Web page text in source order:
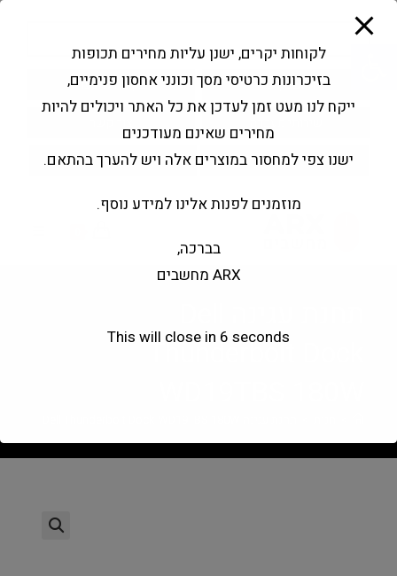
פתח סרגל נגישות
Products
search
החשבון שלי בקשה להצעה
Thunderbolt Dock
לקוחות יקרים, ישנן עליות מחירים תכופות
בזיכרונות כרטיסי מסך וכונני אחסון פנימיים,
ייקח לנו מעט זמן לעדכן את כל האתר ויכולים להיות
מחירים שאינם מעודכנים
ישנו צפי למחסור במוצרים אלה ויש להערך בהתאם.
מוזמנים לפנות אלינו למידע נוסף.
בברכה,
ARX מחשבים
This will close in 6 seconds